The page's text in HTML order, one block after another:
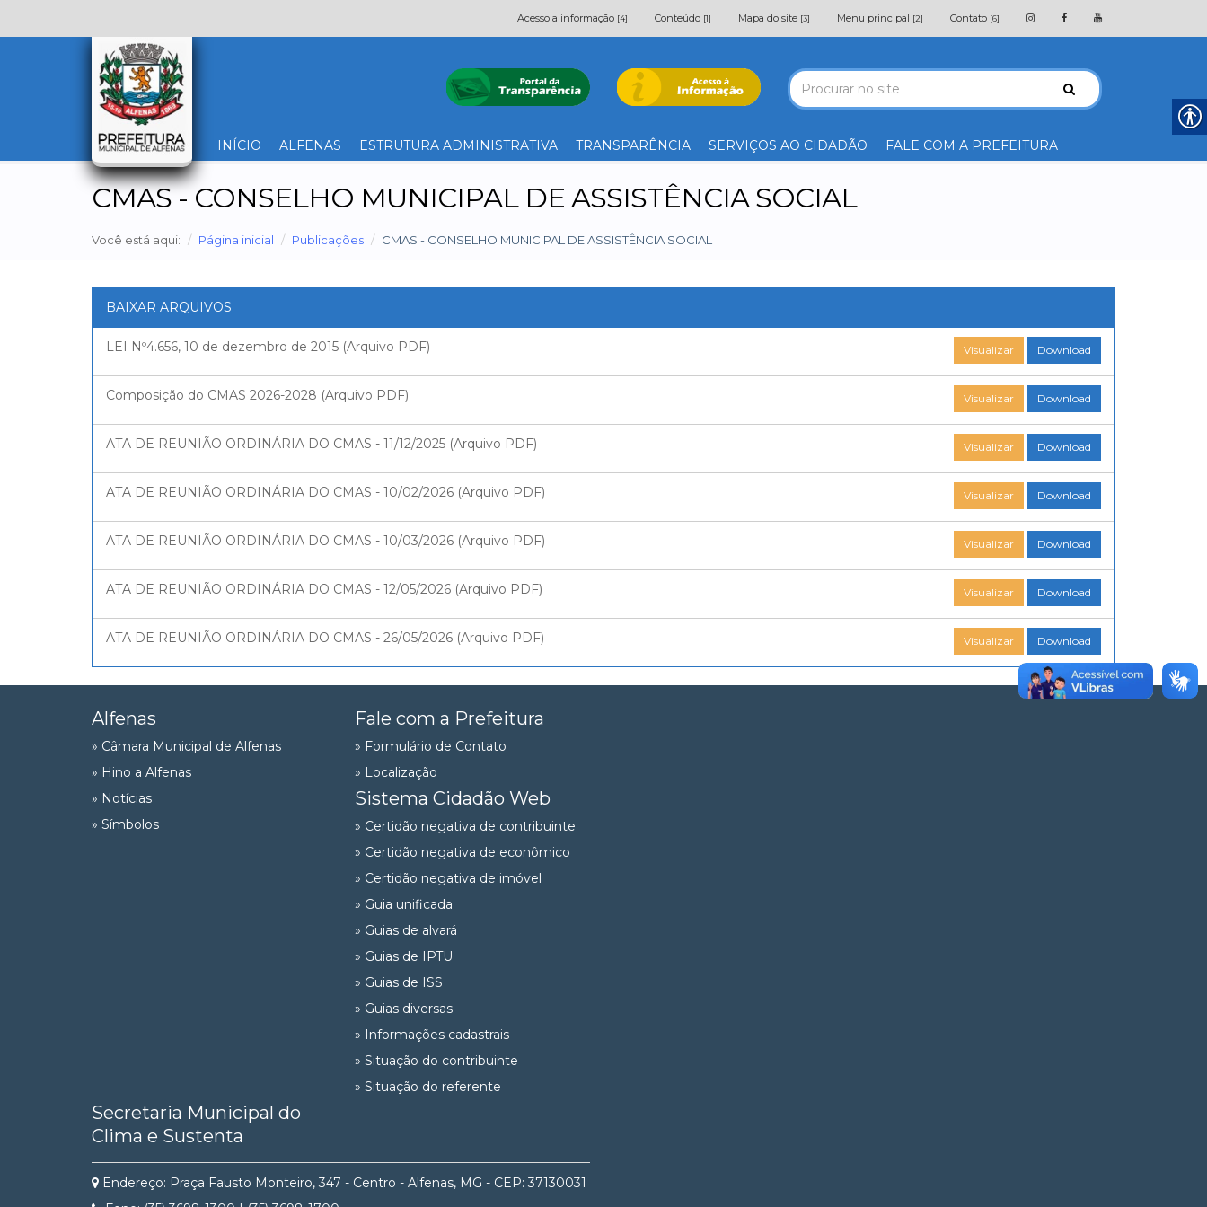
Acesso a informação [4] Conteúdo [1] Mapa do site [3] Menu principal [2] Contato [6]
INÍCIO ALFENAS ESTRUTURA ADMINISTRATIVA TRANSPARÊNCIA SERVIÇOS AO CIDADÃO FALE COM A PREFEITURA
CMAS - CONSELHO MUNICIPAL DE ASSISTÊNCIA SOCIAL
Você está aqui: Página inicial Publicações CMAS - CONSELHO MUNICIPAL DE ASSISTÊNCIA SOCIAL
BAIXAR ARQUIVOS
Visualizar Download
LEI Nº4.656, 10 de dezembro de 2015 (Arquivo PDF)
Visualizar Download
Composição do CMAS 2026-2028 (Arquivo PDF)
Visualizar Download
ATA DE REUNIÃO ORDINÁRIA DO CMAS - 11/12/2025 (Arquivo PDF)
Visualizar Download
ATA DE REUNIÃO ORDINÁRIA DO CMAS - 10/02/2026 (Arquivo PDF)
Visualizar Download
ATA DE REUNIÃO ORDINÁRIA DO CMAS - 10/03/2026 (Arquivo PDF)
Visualizar Download
ATA DE REUNIÃO ORDINÁRIA DO CMAS - 12/05/2026 (Arquivo PDF)
Visualizar Download
ATA DE REUNIÃO ORDINÁRIA DO CMAS - 26/05/2026 (Arquivo PDF)
Alfenas
» Câmara Municipal de Alfenas
» Hino a Alfenas
» Notícias
» Símbolos
Fale com a Prefeitura
» Formulário de Contato
» Localização
Sistema Cidadão Web
» Certidão negativa de contribuinte
» Certidão negativa de econômico
» Certidão negativa de imóvel
» Guia unificada
» Guias de alvará
» Guias de IPTU
» Guias de ISS
» Guias diversas
» Informações cadastrais
» Situação do contribuinte
» Situação do referente
Secretaria Municipal do
Clima e Sustenta
Endereço: Praça Fausto Monteiro, 347 - Centro - Alfenas, MG - CEP: 37130031